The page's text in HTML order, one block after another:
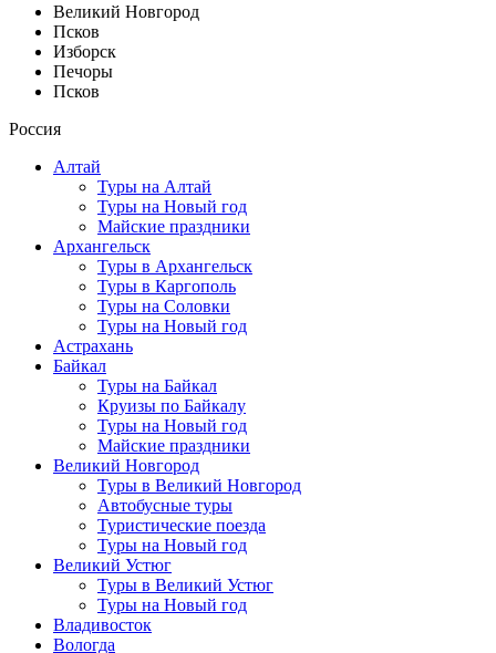
Великий Новгород
Псков
Изборск
Печоры
Псков
Россия
Алтай
Туры на Алтай
Туры на Новый год
Майские праздники
Архангельск
Туры в Архангельск
Туры в Каргополь
Туры на Соловки
Туры на Новый год
Астрахань
Байкал
Туры на Байкал
Круизы по Байкалу
Туры на Новый год
Майские праздники
Великий Новгород
Туры в Великий Новгород
Автобусные туры
Туристические поезда
Туры на Новый год
Великий Устюг
Туры в Великий Устюг
Туры на Новый год
Владивосток
Вологда